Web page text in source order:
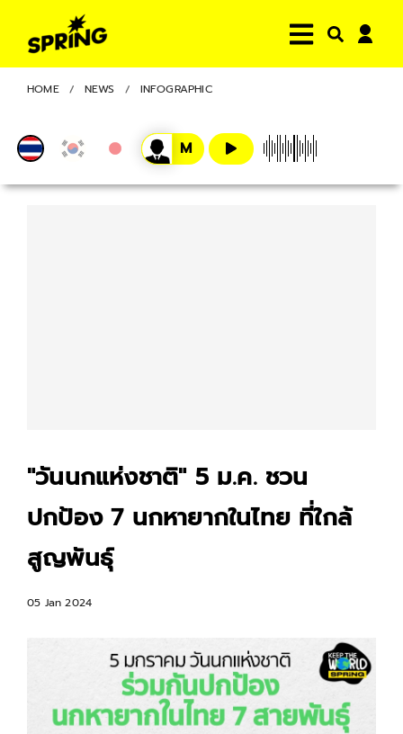
HOME NEWS INFOGRAPHIC
"วันนกแห่งชาติ" 5 ม.ค. ชวน
ปกป้อง 7 นกหายากในไทย ที่ใกล้
สูญพันธุ์
05 Jan 2024